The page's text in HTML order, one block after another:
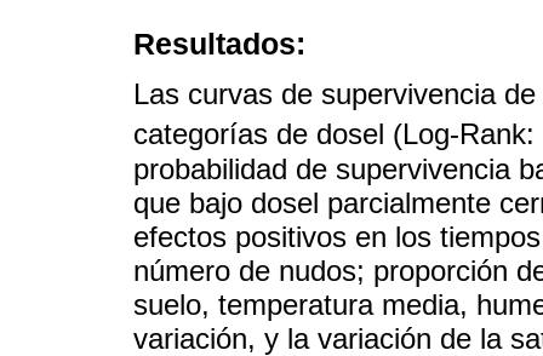
Resultados:
Las curvas de supervivencia
categorías de dosel (Log-Rank:
probabilidad de supervivencia
que bajo dosel parcialmente
efectos positivos en los
número de nudos; proporción
suelo, temperatura media,
variación, y la variación de la